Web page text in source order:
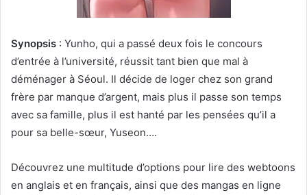
Synopsis : Yunho, qui a passé deux fois le concours
d’entrée à l’université, réussit tant bien que mal à
déménager à Séoul. Il décide de loger chez son grand
frère par manque d’argent, mais plus il passe son temps
avec sa famille, plus il est hanté par les pensées qu’il a
pour sa belle-sœur, Yuseon….
Découvrez une multitude d’options pour lire des webtoons
en anglais et en français, ainsi que des mangas en ligne